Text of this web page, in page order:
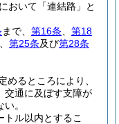
において「連結路」と
まで、 第16条
第18
第25条及び第28条
めるところにより、
交通に及ぼす支障が
。
ル以内とするこ